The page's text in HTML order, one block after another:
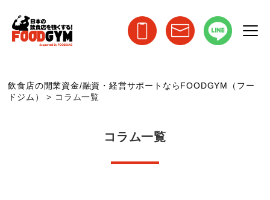
飲食店の開業資金/融資・経営サポートならFOODGYM（フー
ドジム）
> コラム一覧
コラム一覧